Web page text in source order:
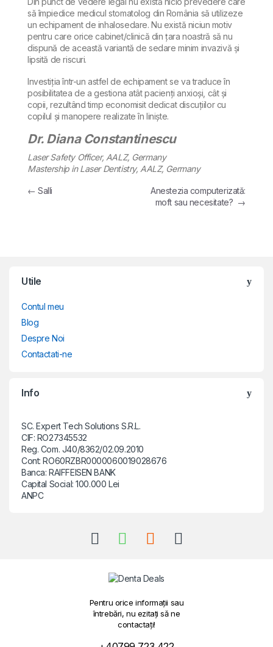
să împiedice medicul stomatolog din România să utilizeze
un echipament de inhalosedare. Nu există niciun motiv
pentru care orice cabinet/clinică din țara noastră să nu
dispună de această variantă de sedare minim invazivă și
lipsită de riscuri.
Investiția într-un astfel de echipament se va traduce în
posibilitatea de a gestiona atât pacienți anxioși, cât și
copii, rezultând timp economisit dedicat discuțiilor cu
copilul și manopere realizate în liniște.
Dr. Diana Constantinescu
Laser Safety Officer, AALZ, Germany
Mastership in Laser Dentistry, AALZ, Germany
Navigare în articole
← Salli
Anestezia computerizată:
moft sau necesitate? →
Utile
Contul meu
Blog
Despre Noi
Contactati-ne
Info
SC. Expert Tech Solutions S.R.L.
CIF: RO27345532
Reg. Com. J40/8362/02.09.2010
Cont: RO60RZBR0000060019028676
Banca: RAIFFEISEN BANK
Capital Social: 100.000 Lei
ANPC
Pentru orice informații sau
întrebări, nu ezitați să ne
contactați!